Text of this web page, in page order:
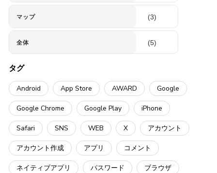
マップ (3)
全体 (5)
タグ
Android App Store AWARD Google
Google Chrome Google Play iPhone
Safari SNS WEB X アカウント
アカウント作成 アプリ コメント
ネイティブアプリ パスワード ブラウザ